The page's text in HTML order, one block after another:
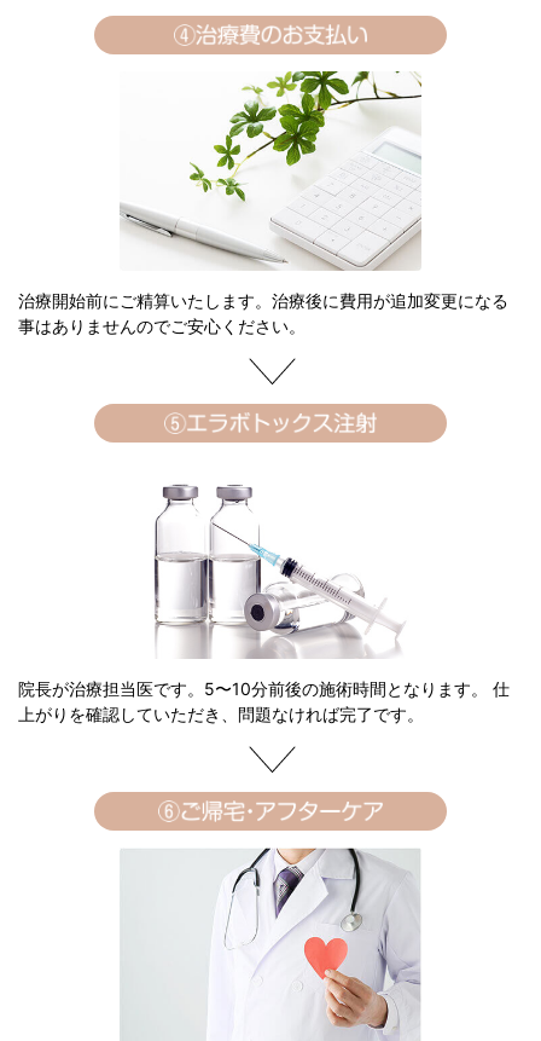
治療開始前にご精算いたします。治療後に費用が追加変更になる
事はありませんのでご安心ください。
院長が治療担当医です。5〜10分前後の施術時間となります。 仕
上がりを確認していただき、問題なければ完了です。